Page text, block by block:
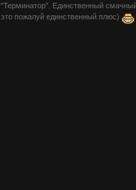
"Терминатор". Единственный
это пожалуй единственный плюс)